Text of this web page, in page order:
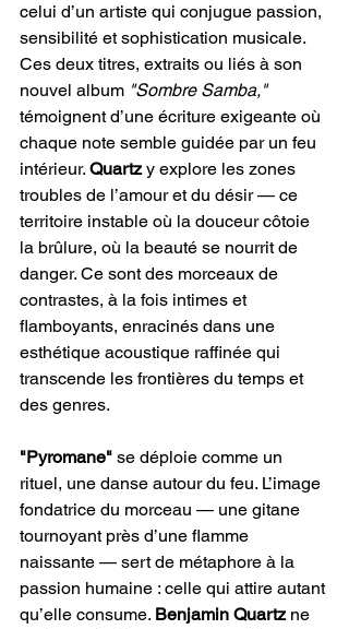
celui d’un artiste qui conjugue passion,
sensibilité et sophistication musicale.
Ces deux titres, extraits ou liés à son
nouvel album "Sombre Samba,"
témoignent d’une écriture exigeante où
chaque note semble guidée par un feu
intérieur. Quartz y explore les zones
troubles de l’amour et du désir — ce
territoire instable où la douceur côtoie
la brûlure, où la beauté se nourrit de
danger. Ce sont des morceaux de
contrastes, à la fois intimes et
flamboyants, enracinés dans une
esthétique acoustique raffinée qui
transcende les frontières du temps et
des genres.
"Pyromane" se déploie comme un
rituel, une danse autour du feu. L’image
fondatrice du morceau — une gitane
tournoyant près d’une flamme
naissante — sert de métaphore à la
passion humaine : celle qui attire autant
qu’elle consume. Benjamin Quartz ne